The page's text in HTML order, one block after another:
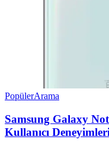
PopülerArama
Samsung Galaxy
Kullanıcı